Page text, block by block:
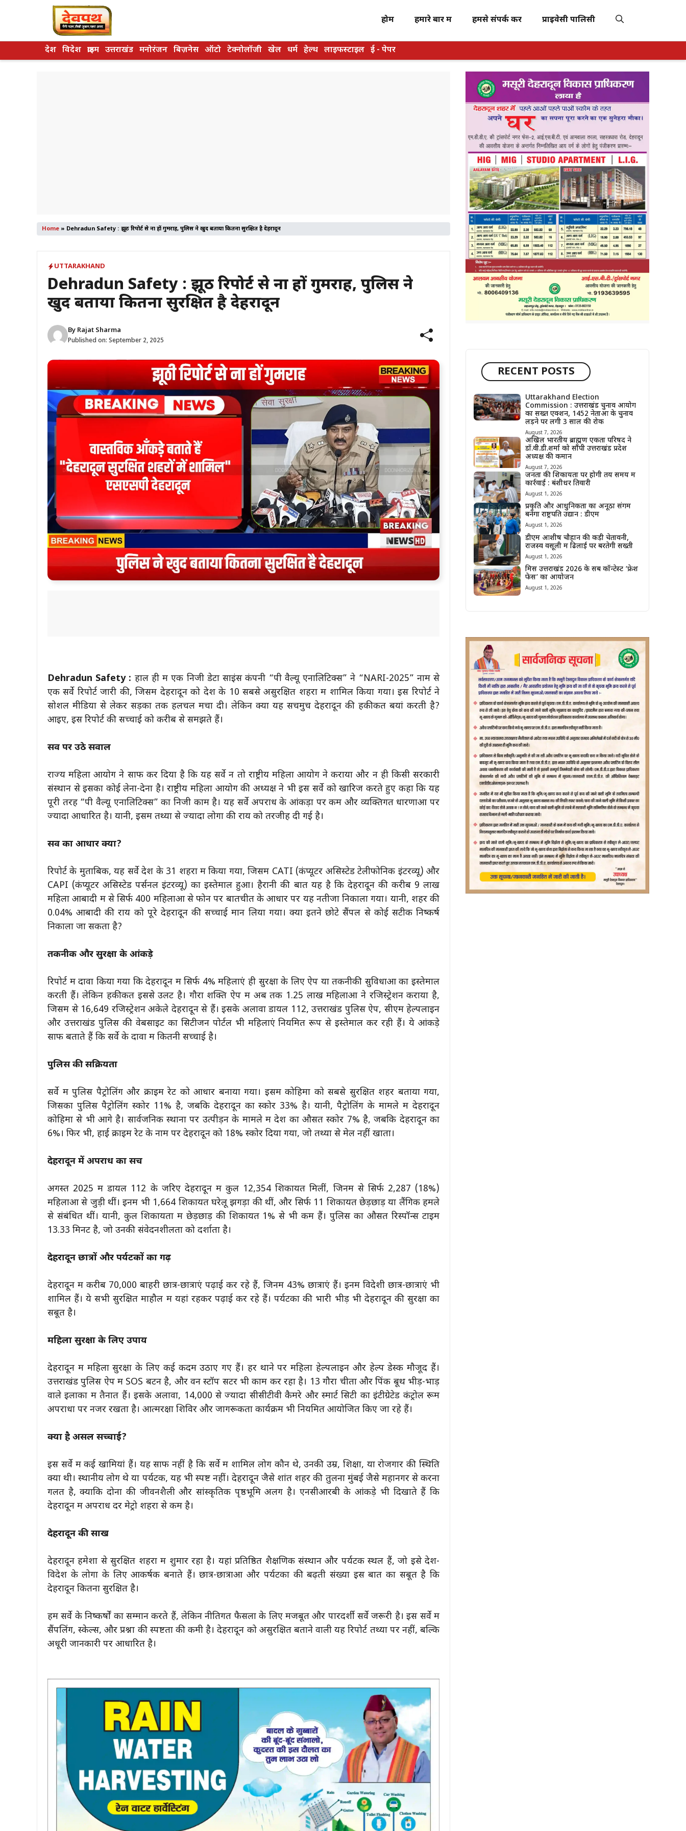
होम हमारे बारें में हमसे संपर्क करें प्राइवेसी पालिसी
देश विदेश क्राइम उत्तराखंड मनोरंजन बिज़नेस ऑटो टेक्नोलॉजी खेल धर्म हेल्थ लाइफस्टाइल ई - पेपर
Home » Dehradun Safety : झूठी रिपोर्ट से ना हों गुमराह, पुलिस ने खुद बताया कितना सुरक्षित है देहरादून
UTTARAKHAND
Dehradun Safety : झूठी रिपोर्ट से ना हों गुमराह, पुलिस ने
खुद बताया कितना सुरक्षित है देहरादून
By Rajat Sharma
Published on: September 2, 2025
Dehradun Safety : हाल ही में एक निजी डेटा साइंस कंपनी “पी वैल्यू एनालिटिक्स” ने “NARI-2025” नाम से
एक सर्वे रिपोर्ट जारी की, जिसमें देहरादून को देश के 10 सबसे असुरक्षित शहरों में शामिल किया गया। इस रिपोर्ट ने
सोशल मीडिया से लेकर सड़कों तक हलचल मचा दी। लेकिन क्या यह सचमुच देहरादून की हकीकत बयां करती है?
आइए, इस रिपोर्ट की सच्चाई को करीब से समझते हैं।
सर्वे पर उठे सवाल
राज्य महिला आयोग ने साफ कर दिया है कि यह सर्वे न तो राष्ट्रीय महिला आयोग ने कराया और न ही किसी सरकारी
संस्थान से इसका कोई लेना-देना है। राष्ट्रीय महिला आयोग की अध्यक्ष ने भी इस सर्वे को खारिज करते हुए कहा कि यह
पूरी तरह “पी वैल्यू एनालिटिक्स” का निजी काम है। यह सर्वे अपराध के आंकड़ों पर कम और व्यक्तिगत धारणाओं पर
ज्यादा आधारित है। यानी, इसमें तथ्यों से ज्यादा लोगों की राय को तरजीह दी गई है।
सर्वे का आधार क्या?
रिपोर्ट के मुताबिक, यह सर्वे देश के 31 शहरों में किया गया, जिसमें CATI (कंप्यूटर असिस्टेड टेलीफोनिक इंटरव्यू) और
CAPI (कंप्यूटर असिस्टेड पर्सनल इंटरव्यू) का इस्तेमाल हुआ। हैरानी की बात यह है कि देहरादून की करीब 9 लाख
महिला आबादी में से सिर्फ 400 महिलाओं से फोन पर बातचीत के आधार पर यह नतीजा निकाला गया। यानी, शहर की
0.04% आबादी की राय को पूरे देहरादून की सच्चाई मान लिया गया। क्या इतने छोटे सैंपल से कोई सटीक निष्कर्ष
निकाला जा सकता है?
तकनीक और सुरक्षा के आंकड़े
रिपोर्ट में दावा किया गया कि देहरादून में सिर्फ 4% महिलाएं ही सुरक्षा के लिए ऐप या तकनीकी सुविधाओं का इस्तेमाल
करती हैं। लेकिन हकीकत इससे उलट है। गौरा शक्ति ऐप में अब तक 1.25 लाख महिलाओं ने रजिस्ट्रेशन कराया है,
जिसमें से 16,649 रजिस्ट्रेशन अकेले देहरादून से हैं। इसके अलावा डायल 112, उत्तराखंड पुलिस ऐप, सीएम हेल्पलाइन
और उत्तराखंड पुलिस की वेबसाइट का सिटीजन पोर्टल भी महिलाएं नियमित रूप से इस्तेमाल कर रही हैं। ये आंकड़े
साफ बताते हैं कि सर्वे के दावों में कितनी सच्चाई है।
पुलिस की सक्रियता
सर्वे में पुलिस पैट्रोलिंग और क्राइम रेट को आधार बनाया गया। इसमें कोहिमा को सबसे सुरक्षित शहर बताया गया,
जिसका पुलिस पैट्रोलिंग स्कोर 11% है, जबकि देहरादून का स्कोर 33% है। यानी, पैट्रोलिंग के मामले में देहरादून
कोहिमा से भी आगे है। सार्वजनिक स्थानों पर उत्पीड़न के मामले में देश का औसत स्कोर 7% है, जबकि देहरादून का
6%। फिर भी, हाई क्राइम रेट के नाम पर देहरादून को 18% स्कोर दिया गया, जो तथ्यों से मेल नहीं खाता।
देहरादून में अपराध का सच
अगस्त 2025 में डायल 112 के जरिए देहरादून में कुल 12,354 शिकायतें मिलीं, जिनमें से सिर्फ 2,287 (18%)
महिलाओं से जुड़ी थीं। इनमें भी 1,664 शिकायतें घरेलू झगड़ों की थीं, और सिर्फ 11 शिकायतें छेड़छाड़ या लैंगिक हमले
से संबंधित थीं। यानी, कुल शिकायतों में छेड़छाड़ की शिकायतें 1% से भी कम हैं। पुलिस का औसत रिस्पॉन्स टाइम
13.33 मिनट है, जो उनकी संवेदनशीलता को दर्शाता है।
देहरादून छात्रों और पर्यटकों का गढ़
देहरादून में करीब 70,000 बाहरी छात्र-छात्राएं पढ़ाई कर रहे हैं, जिनमें 43% छात्राएं हैं। इनमें विदेशी छात्र-छात्राएं भी
शामिल हैं। ये सभी सुरक्षित माहौल में यहां रहकर पढ़ाई कर रहे हैं। पर्यटकों की भारी भीड़ भी देहरादून की सुरक्षा का
सबूत है।
महिला सुरक्षा के लिए उपाय
देहरादून में महिला सुरक्षा के लिए कई कदम उठाए गए हैं। हर थाने पर महिला हेल्पलाइन और हेल्प डेस्क मौजूद हैं।
उत्तराखंड पुलिस ऐप में SOS बटन है, और वन स्टॉप सेंटर भी काम कर रहा है। 13 गौरा चीता और पिंक बूथ भीड़-भाड़
वाले इलाकों में तैनात हैं। इसके अलावा, 14,000 से ज्यादा सीसीटीवी कैमरे और स्मार्ट सिटी का इंटीग्रेटेड कंट्रोल रूम
अपराधों पर नजर रखता है। आत्मरक्षा शिविर और जागरूकता कार्यक्रम भी नियमित आयोजित किए जा रहे हैं।
क्या है असल सच्चाई?
इस सर्वे में कई खामियां हैं। यह साफ नहीं है कि सर्वे में शामिल लोग कौन थे, उनकी उम्र, शिक्षा, या रोजगार की स्थिति
क्या थी। स्थानीय लोग थे या पर्यटक, यह भी स्पष्ट नहीं। देहरादून जैसे शांत शहर की तुलना मुंबई जैसे महानगर से करना
गलत है, क्योंकि दोनों की जीवनशैली और सांस्कृतिक पृष्ठभूमि अलग है। एनसीआरबी के आंकड़े भी दिखाते हैं कि
देहरादून में अपराध दर मेट्रो शहरों से कम है।
देहरादून की साख
देहरादून हमेशा से सुरक्षित शहरों में शुमार रहा है। यहां प्रतिष्ठित शैक्षणिक संस्थान और पर्यटक स्थल हैं, जो इसे देश-
विदेश के लोगों के लिए आकर्षक बनाते हैं। छात्र-छात्राओं और पर्यटकों की बढ़ती संख्या इस बात का सबूत है कि
देहरादून कितना सुरक्षित है।
हम सर्वे के निष्कर्षों का सम्मान करते हैं, लेकिन नीतिगत फैसलों के लिए मजबूत और पारदर्शी सर्वे जरूरी है। इस सर्वे में
सैंपलिंग, स्केल्स, और प्रश्नों की स्पष्टता की कमी है। देहरादून को असुरक्षित बताने वाली यह रिपोर्ट तथ्यों पर नहीं, बल्कि
अधूरी जानकारी पर आधारित है।
RECENT POSTS
Uttarakhand Election
Commission : उत्तराखंड चुनाव आयोग
का सख्त एक्शन, 1452 नेताओं के चुनाव
लड़ने पर लगी 3 साल की रोक
August 7, 2026
अखिल भारतीय ब्राह्मण एकता परिषद ने
डॉ.वी.डी.शर्मा को सौंपी उत्तराखंड प्रदेश
अध्यक्ष की कमान
August 7, 2026
जनता की शिकायतों पर होगी तय समय में
कार्रवाई : बंशीधर तिवारी
August 1, 2026
प्रकृति और आधुनिकता का अनूठा संगम
बनेगा राष्ट्रपति उद्यान : डीएम
August 1, 2026
डीएम आशीष चौहान की कड़ी चेतावनी,
राजस्व वसूली में ढिलाई पर बरतेगी सख्ती
August 1, 2026
मिस उत्तराखंड 2026 के सब कॉन्टेस्ट ‘फ्रेश
फेस’ का आयोजन
August 1, 2026